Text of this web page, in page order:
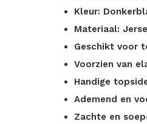
Kleur:
Materiaal:
Geschikt voor
Voorzien van
Handige
Ademend en
Zachte en